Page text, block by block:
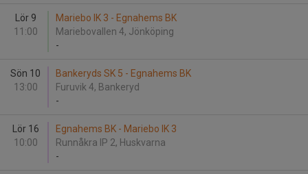
Lör 9
11:00
Mariebo IK 3 - Egnahems BK
Mariebovallen 4, Jönköping
-
Sön 10
13:00
Bankeryds SK 5 - Egnahems BK
Furuvik 4, Bankeryd
-
Lör 16
10:00
Egnahems BK - Mariebo IK 3
Runnåkra IP 2, Huskvarna
-